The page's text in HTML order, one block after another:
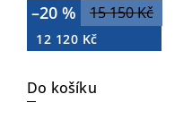
15 150 Kč
–20 %
12 120 Kč
Do košíku